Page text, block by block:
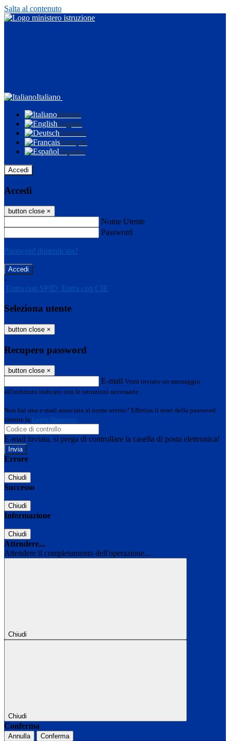
Salta al contenuto
Italiano
Italiano
English
Deutsch
Français
Español
Accedi
Accedi
button close ×
Nome Utente
Password
Password dimenticata?
-
Entra con SPID Entra con CIE
Seleziona utente
button close ×
Recupero password
button close ×
E-mail Verrà inviato un messaggio
all'indirizzo indicato con le istruzioni necessarie.
Non hai una e-mail associata al nome utente? Effettua il reset della password
tramite la Login Spaggiari
E-mail inviata, si prega di controllare la casella di posta elettronica!
Errore
Chiudi
Successo
Chiudi
Informazione
Chiudi
Attendere...
Attendere il completamento dell'operazione...
Chiudi
Chiudi
Conferma
Annulla Conferma